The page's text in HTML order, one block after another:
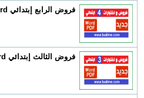
فروض الرابع إبتدائي word و pdf
فروض الثالث إبتدائي word و pdf